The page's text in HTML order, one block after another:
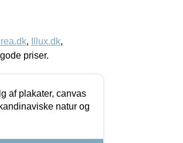
, Illux.dk,
priser.
af plakater, canvas
natur og